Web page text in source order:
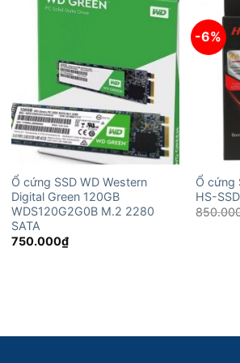
Ổ cứng SSD WD Western
Digital Green 120GB
WDS120G2G0B M.2 2280
SATA
750.000₫
-6%
Ổ cứng
HS-